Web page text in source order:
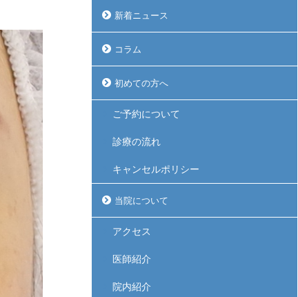
新着ニュース
コラム
初めての方へ
ご予約について
診療の流れ
キャンセルポリシー
当院について
アクセス
医師紹介
院内紹介